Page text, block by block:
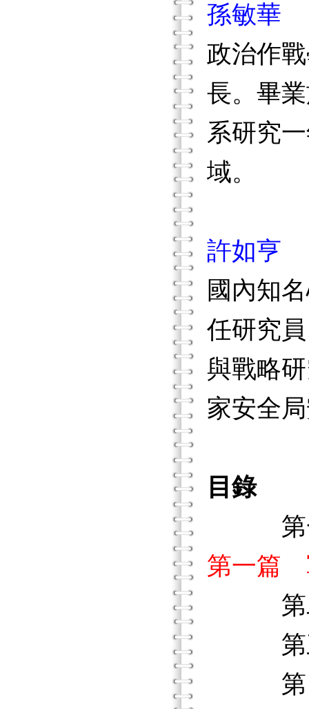
孫敏華
政治作
長。畢
系研究
域。
許如亨
國內知
任研究
與戰略
家安全
目錄
第一
第一篇
第二
第三
第四